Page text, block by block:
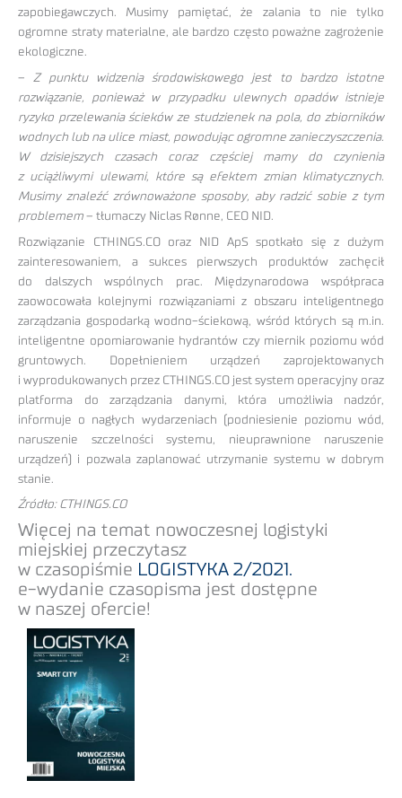
zapobiegawczych. Musimy pamiętać, że zalania to nie tylko
ogromne straty materialne, ale bardzo często poważne zagrożenie
ekologiczne.
– Z punktu widzenia środowiskowego jest to bardzo istotne
rozwiązanie, ponieważ w przypadku ulewnych opadów istnieje
ryzyko przelewania ścieków ze studzienek na pola, do zbiorników
wodnych lub na ulice miast, powodując ogromne zanieczyszczenia.
W dzisiejszych czasach coraz częściej mamy do czynienia
z uciążliwymi ulewami, które są efektem zmian klimatycznych.
Musimy znaleźć zrównoważone sposoby, aby radzić sobie z tym
problemem – tłumaczy Niclas Rønne, CEO NID.
Rozwiązanie CTHINGS.CO oraz NID ApS spotkało się z dużym
zainteresowaniem, a sukces pierwszych produktów zachęcił
do dalszych wspólnych prac. Międzynarodowa współpraca
zaowocowała kolejnymi rozwiązaniami z obszaru inteligentnego
zarządzania gospodarką wodno-ściekową, wśród których są m.in.
inteligentne opomiarowanie hydrantów czy miernik poziomu wód
gruntowych. Dopełnieniem urządzeń zaprojektowanych
i wyprodukowanych przez CTHINGS.CO jest system operacyjny oraz
platforma do zarządzania danymi, która umożliwia nadzór,
informuje o nagłych wydarzeniach (podniesienie poziomu wód,
naruszenie szczelności systemu, nieuprawnione naruszenie
urządzeń) i pozwala zaplanować utrzymanie systemu w dobrym
stanie.
Źródło: CTHINGS.CO
Więcej na temat nowoczesnej logistyki
miejskiej przeczytasz
w czasopiśmie LOGISTYKA 2/2021.
e-wydanie czasopisma jest dostępne
w naszej ofercie!